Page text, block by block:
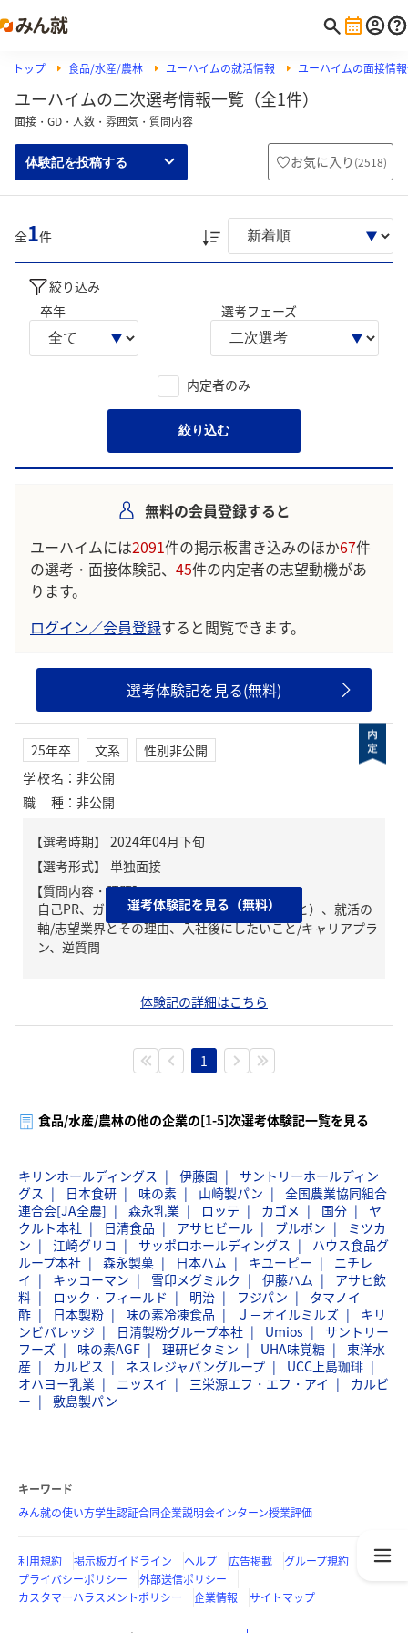
トップ 食品/水産/農林 ユーハイムの就活情報 ユーハイムの面接情
ユーハイムの二次選考情報一覧（全1件）
面接・GD・人数・雰囲気・質問内容
体験記を投稿する お気に入り (2518)
全1件
絞り込み
卒年
選考フェーズ
内定者のみ
絞り込む
無料の会員登録すると
ユーハイムには2091件の掲示板書き込みのほか67件
の選考・面接体験記、 45件の内定者の志望動機があ
ります。
ログイン／会員登録すると閲覧できます。
選考体験記を見る(無料)
25年卒 文系
性別非公開
学校名 ： 非公開
職種 ： 非公開
【質問内容・課題】
自己PR、ガクチカ（学生時代に力を入れたこと）、就活の
軸/志望業界とその理由、入社後にしたいこと/キャリアプラ
ン、逆質問
選考体験記を見る（無料）
体験記の詳細はこちら
1
食品/水産/農林の他の企業の[1-5]次選考体験記一覧を見る
キリンホールディングス 伊藤園
サントリーホールディン
グス
日本食研 味の素 山崎製パン
全国農業協同組合
連合会[JA全農]
森永乳業 ロッテ カゴメ 国分
ヤ
クルト本社
日清食品 アサヒビール ブルボン
ミツカ
ン
江崎グリコ サッポロホールディングス
ハウス食品グ
ループ本社
森永製菓 日本ハム キユーピー
ニチレ
イ
キッコーマン 雪印メグミルク 伊藤ハム
アサヒ飲
料
ロック・フィールド 明治 フジパン
タマノイ
酢
日本製粉 味の素冷凍食品 Ｊ－オイルミルズ
キリ
ンビバレッジ
日清製粉グループ本社 Umios
サントリー
フーズ
味の素AGF 理研ビタミン UHA味覚糖
東洋水
産
カルピス ネスレジャパングループ
UCC上島珈琲
オハヨー乳業
ニッスイ 三栄源エフ・エフ・アイ
カルビ
ー
敷島製パン
キーワード
みん就の使い方学生認証合同企業説明会インターン授業評価
利用規約 掲示板ガイドライン ヘルプ 広告掲載
グループ規約
プライバシーポリシー
外部送信ポリシー
カスタマーハラスメントポリシー
企業情報 サイトマップ